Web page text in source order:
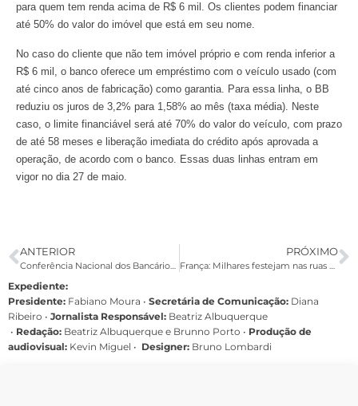
para quem tem renda acima de R$ 6 mil. Os clientes podem financiar
até 50% do valor do imóvel que está em seu nome.
No caso do cliente que não tem imóvel próprio e com renda inferior a
R$ 6 mil, o banco oferece um empréstimo com o veículo usado (com
até cinco anos de fabricação) como garantia. Para essa linha, o BB
reduziu os juros de 3,2% para 1,58% ao mês (taxa média). Neste
caso, o limite financiável será até 70% do valor do veículo, com prazo
de até 58 meses e liberação imediata do crédito após aprovada a
operação, de acordo com o banco. Essas duas linhas entram em
vigor no dia 27 de maio.
ANTERIOR
Conferência Nacional dos Bancários acontece entre 20 e 22 de julho
PRÓXIMO
França: Milhares festejam nas ruas a vitória de François Hollande
Expediente:
Presidente: Fabiano Moura • Secretária de Comunicação: Diana
Ribeiro • Jornalista Responsável: Beatriz Albuquerque
• Redação: Beatriz Albuquerque e Brunno Porto • Produção de
audiovisual: Kevin Miguel • Designer: Bruno Lombardi